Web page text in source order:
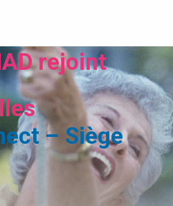
rejoint
– Siège